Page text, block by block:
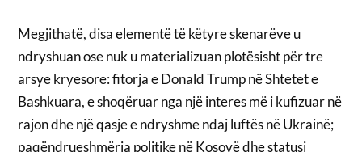
Megjithatë, disa elementë të këtyre skenarëve u
ndryshuan ose nuk u materializuan plotësisht për tre
arsye kryesore: fitorja e Donald Trump në Shtetet e
Bashkuara, e shoqëruar nga një interes më i kufizuar në
rajon dhe një qasje e ndryshme ndaj luftës në Ukrainë;
paqëndrueshmëria politike në Kosovë dhe statusi